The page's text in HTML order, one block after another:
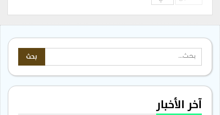
آخر الأخبار